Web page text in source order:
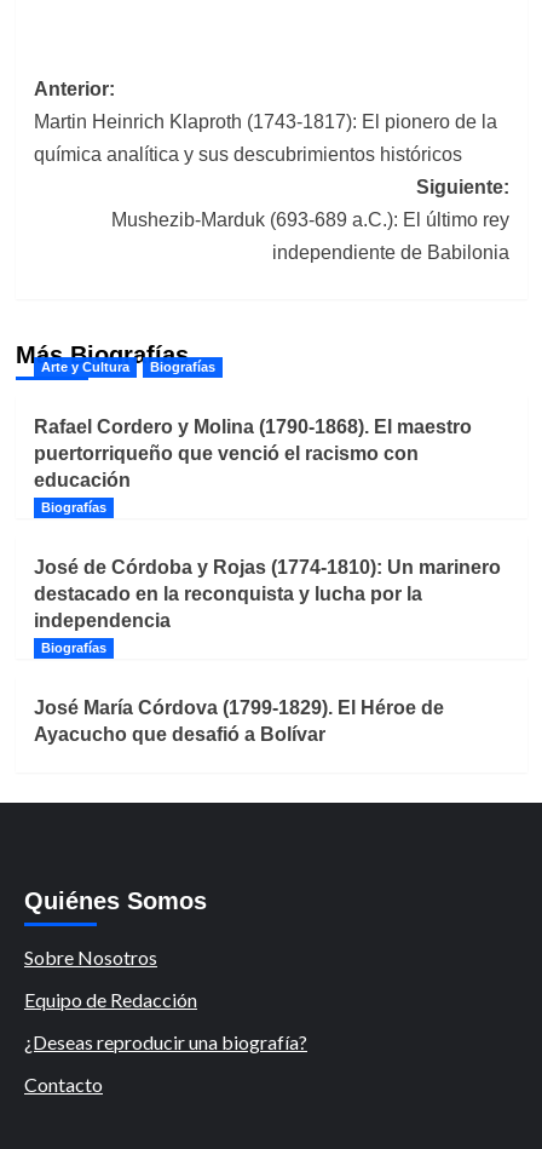
Navegación
de
entradas
Anterior:
Martin Heinrich Klaproth (1743-1817): El pionero de la
química analítica y sus descubrimientos históricos
Siguiente:
Mushezib-Marduk (693-689 a.C.): El último rey
independiente de Babilonia
Más Biografías
Arte y Cultura Biografías
Rafael Cordero y Molina (1790-1868). El maestro
puertorriqueño que venció el racismo con
educación
Biografías
José de Córdoba y Rojas (1774-1810): Un marinero
destacado en la reconquista y lucha por la
independencia
Biografías
José María Córdova (1799-1829). El Héroe de
Ayacucho que desafió a Bolívar
Quiénes Somos
Sobre Nosotros
Equipo de Redacción
¿Deseas reproducir una biografía?
Contacto